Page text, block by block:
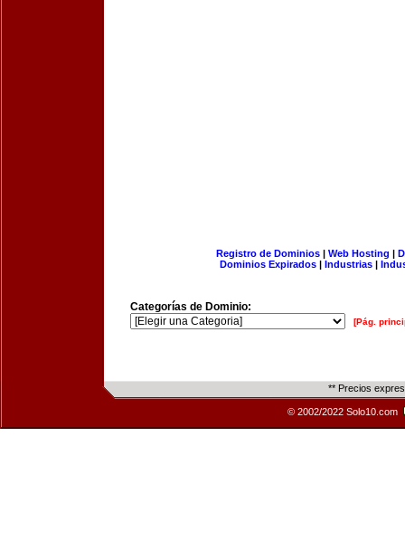
Registro de Dominios| Web Hosting |
Dominios Expirados | Industrias |
Categorías de Dominio:
[Pág.
** Precios
© 2002/2022 Solo10.com